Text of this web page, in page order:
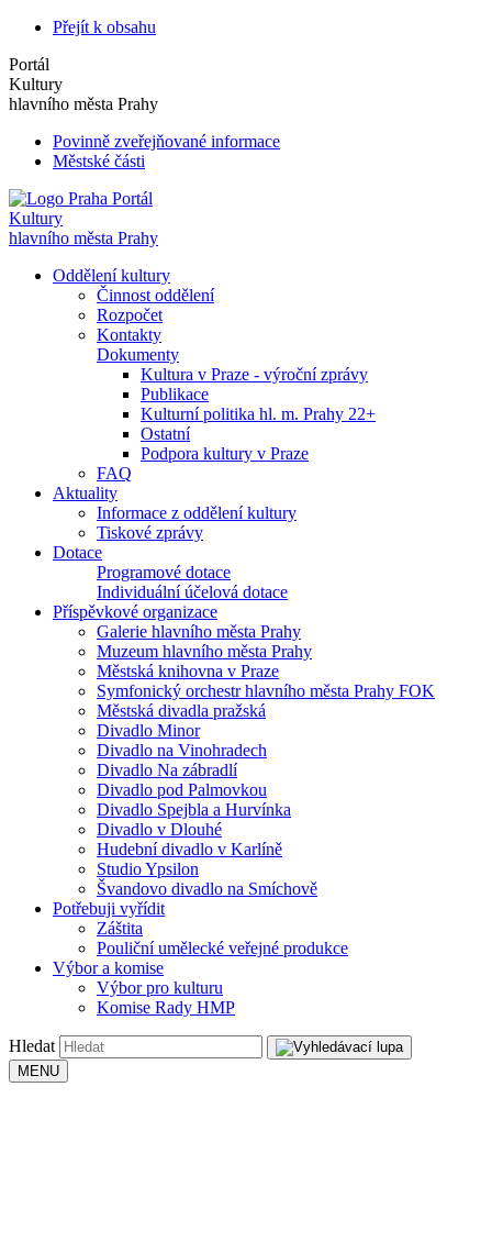
Přejít k obsahu
Portál
Kultury
hlavního města Prahy
Povinně zveřejňované informace
Městské části
Portál
Kultury
hlavního města Prahy
Oddělení kultury
Činnost oddělení
Rozpočet
Kontakty
Dokumenty
Kultura v Praze - výroční zprávy
Publikace
Kulturní politika hl. m. Prahy 22+
Ostatní
Podpora kultury v Praze
FAQ
Aktuality
Informace z oddělení kultury
Tiskové zprávy
Dotace
Programové dotace
Individuální účelová dotace
Příspěvkové organizace
Galerie hlavního města Prahy
Muzeum hlavního města Prahy
Městská knihovna v Praze
Symfonický orchestr hlavního města Prahy FOK
Městská divadla pražská
Divadlo Minor
Divadlo na Vinohradech
Divadlo Na zábradlí
Divadlo pod Palmovkou
Divadlo Spejbla a Hurvínka
Divadlo v Dlouhé
Hudební divadlo v Karlíně
Studio Ypsilon
Švandovo divadlo na Smíchově
Potřebuji vyřídit
Záštita
Pouliční umělecké veřejné produkce
Výbor a komise
Výbor pro kulturu
Komise Rady HMP
Hledat
MENU